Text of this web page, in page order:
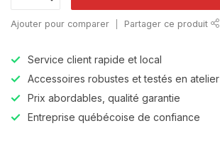
Ajouter pour comparer Partager ce produit
Service client rapide et local
Accessoires robustes et testés en atelier
Prix abordables, qualité garantie
Entreprise québécoise de confiance